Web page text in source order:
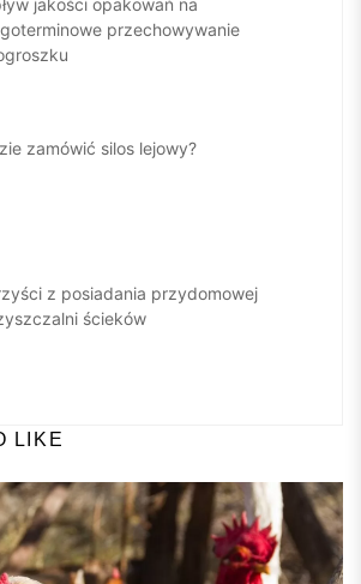
przechowywanie
zamówić silos lejowy?
z posiadania przydomowej
ścieków
LIKE